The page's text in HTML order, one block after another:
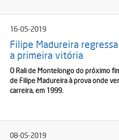
16-05-2019
Filipe Madureira
a primeira vitória
O Rali de Montelongo do próximo
de Filipe Madureira à prova onde
carreira, em 1999.
08-05-2019